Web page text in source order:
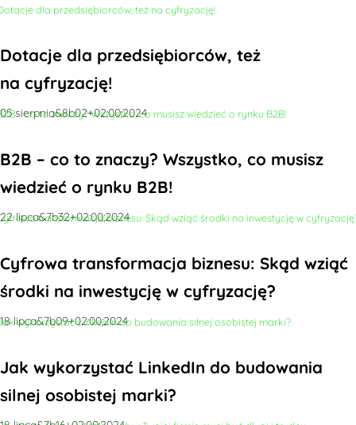
Dotacje dla przedsiębiorców, też
na cyfryzację!
05 sierpnia&8b02+02:00;2024
B2B – co to znaczy? Wszystko, co musisz
wiedzieć o rynku B2B!
22 lipca&7b32+02:00;2024
Cyfrowa transformacja biznesu: Skąd wziąć
środki na inwestycję w cyfryzację?
18 lipca&7b09+02:00;2024
Jak wykorzystać LinkedIn do budowania
silnej osobistej marki?